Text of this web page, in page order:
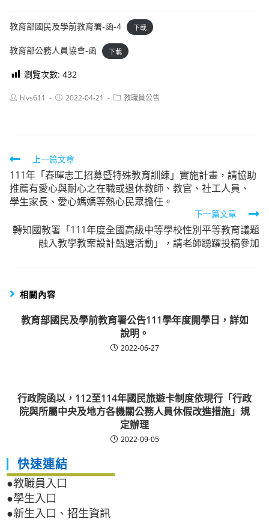
教育部國民及學前教育署-函-4 下載
教育部公務人員協會-函 下載
瀏覽次數: 432
Posthlvs611
Post2022-04-21
Post教職員公告
Read
more
articles
上一篇文章
111年「春暉志工招募暨特殊教育訓練」實施計畫，請協助
推薦有愛心與耐心之在職或退休教師、教官、社工人員、
學生家長、愛心媽媽等熱心民眾擔任。
下一篇文章
轉知國教署「111年度全國高級中等學校性別平等教育議題
融入教學教案設計甄選活動」，請老師踴躍投稿參加
相關內容
教育部國民及學前教育署公告111學年度開學日，詳如
說明。
2022-06-27
行政院函以，112至114年國民旅遊卡制度依現行「行政
院與所屬中央及地方各機關公務人員休假改進措施」規
定辦理
2022-09-05
快速連結
●教職員入口
●學生入口
●新生入口、招生資訊